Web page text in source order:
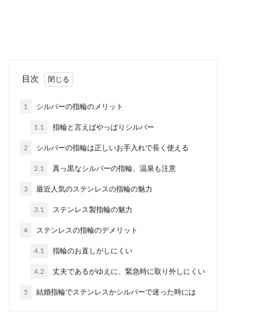
押し花の作り方・アイロンを使って綺
簡単な押し花の作り方を知りたいと思ったら、ア
イロンを使って押し花を作る方法を試してみまし
ょう。 ...
花屋さんにブーケを頼みたい時の頼み
方、基本情報は伝えよう
花屋さんにブーケを頼む時、あなたはどんな頼み
方をしているでしょうか。 うまくイメージが伝わ
髪飾りの手作りのやり方。簡単でかわ
目次
1 シルバーの指輪のメリット
1.1 指輪と言えばやっぱりシルバー
2 シルバーの指輪は正しいお手入れで長く使える
2.1 真っ黒なシルバーの指輪、温泉も注意
3 最近人気のステンレスの指輪の魅力
3.1 ステンレス製指輪の魅力
4 ステンレスの指輪のデメリット
4.1 指輪のお直しがしにくい
4.2 丈夫であるがゆえに、緊急時に取り外しにくい
5 結婚指輪でステンレスかシルバーで迷った時には